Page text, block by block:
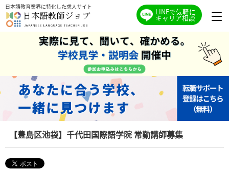
日本語教育業界に特化した求人サイト
LINEで気軽に
キャリア相談
【豊島区池袋】千代田国際語学院 常勤講師募集